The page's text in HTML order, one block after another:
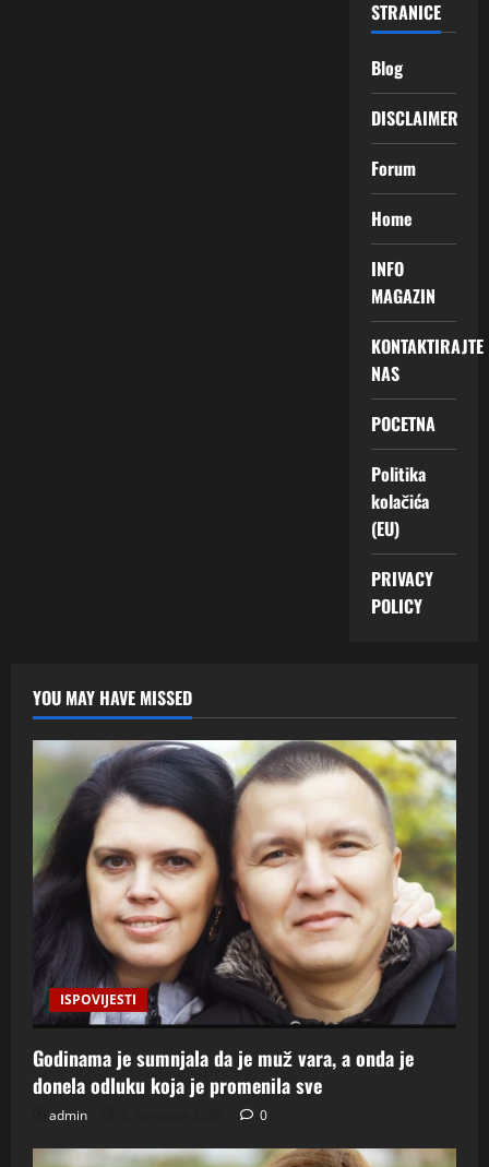
STRANICE
Blog
DISCLAIMER
Forum
Home
INFO
MAGAZIN
KONTAKTIRAJTE
NAS
POCETNA
Politika
kolačića
(EU)
PRIVACY
POLICY
YOU MAY HAVE MISSED
ISPOVIJESTI
Godinama je sumnjala da je muž vara, a onda je
donela odluku koja je promenila sve
admin 0